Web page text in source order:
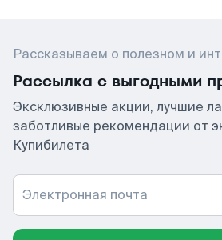
Рассказываем о полезном и
Рассылка с выгодными
Эксклюзивные акции, лучшие
заботливые рекомендации от
Купибилета
Электронная почта